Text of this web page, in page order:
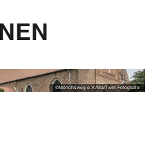
©Mönchsweg e.V./MarTiem Fotografie